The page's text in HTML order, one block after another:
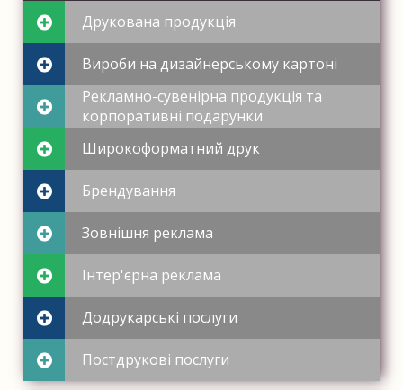
Друкована продукція
Вироби на дизайнерському картоні
Рекламно-сувенірна продукція та
корпоративні подарунки
Широкоформатний друк
Брендування
Зовнішня реклама
Інтер'єрна реклама
Додрукарські послуги
Постдрукові послуги